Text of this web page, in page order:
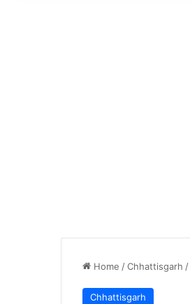
Home /Chhattisgarh /
Chhattisgarh